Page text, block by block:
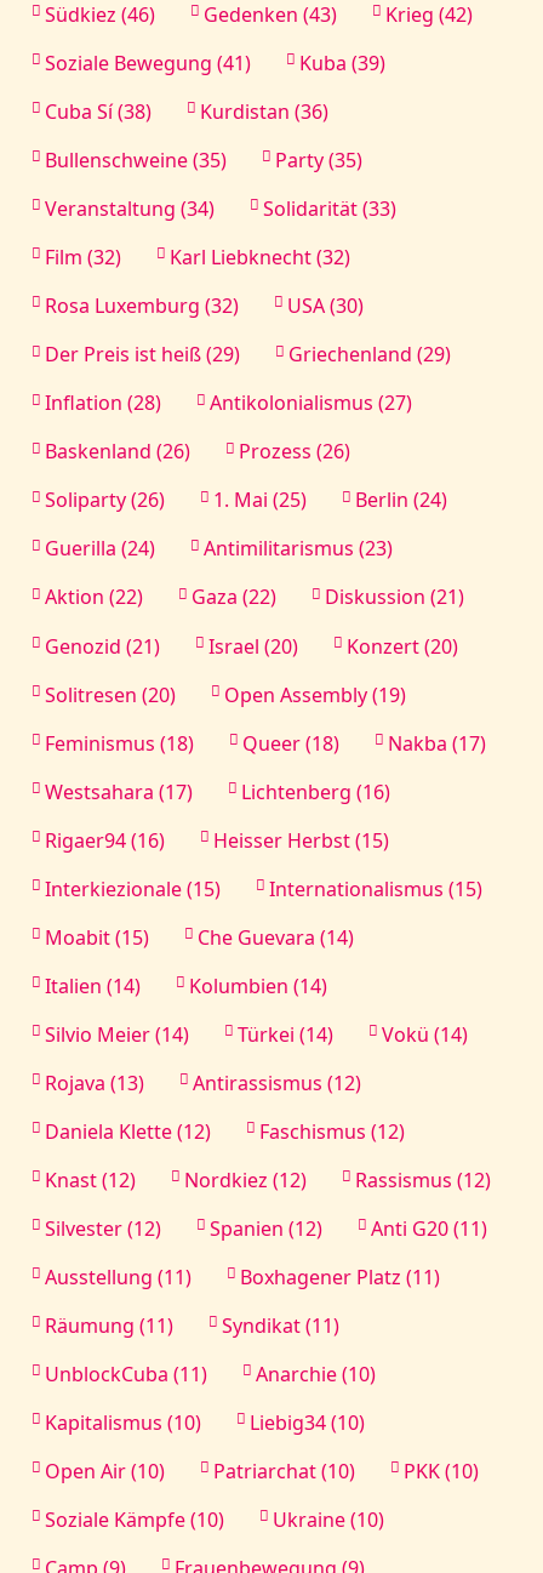
Südkiez (46)
Gedenken (43)
Krieg (42)
Soziale Bewegung (41)
Kuba (39)
Cuba Sí (38)
Kurdistan (36)
Bullenschweine (35)
Party (35)
Veranstaltung (34)
Solidarität (33)
Film (32)
Karl Liebknecht (32)
Rosa Luxemburg (32)
USA (30)
Der Preis ist heiß (29)
Griechenland (29)
Inflation (28)
Antikolonialismus (27)
Baskenland (26)
Prozess (26)
Soliparty (26)
1. Mai (25)
Berlin (24)
Guerilla (24)
Antimilitarismus (23)
Aktion (22)
Gaza (22)
Diskussion (21)
Genozid (21)
Israel (20)
Konzert (20)
Solitresen (20)
Open Assembly (19)
Feminismus (18)
Queer (18)
Nakba (17)
Westsahara (17)
Lichtenberg (16)
Rigaer94 (16)
Heisser Herbst (15)
Interkiezionale (15)
Internationalismus (15)
Moabit (15)
Che Guevara (14)
Italien (14)
Kolumbien (14)
Silvio Meier (14)
Türkei (14)
Vokü (14)
Rojava (13)
Antirassismus (12)
Daniela Klette (12)
Faschismus (12)
Knast (12)
Nordkiez (12)
Rassismus (12)
Silvester (12)
Spanien (12)
Anti G20 (11)
Ausstellung (11)
Boxhagener Platz (11)
Räumung (11)
Syndikat (11)
UnblockCuba (11)
Anarchie (10)
Kapitalismus (10)
Liebig34 (10)
Open Air (10)
Patriarchat (10)
PKK (10)
Soziale Kämpfe (10)
Ukraine (10)